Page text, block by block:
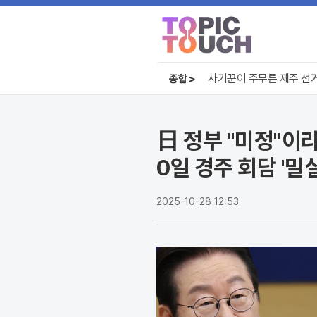
종합 >
오뚜기 케챂 55년, 1인당
사기꾼이 주무른 제주 선
대출 막고 공급 확대? 안
日 정부 "미정"이
0일 경주 회담 '밀
2025-10-28 12:53